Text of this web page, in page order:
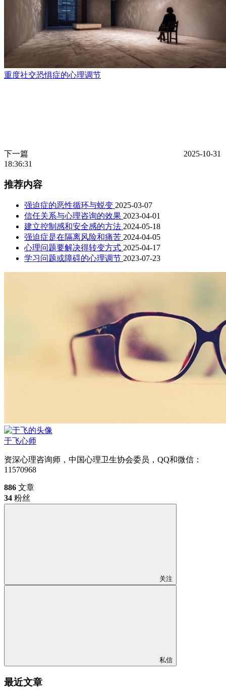
重度社交恐惧症的心理调节
下一篇
2025-10-31
18:36:31
推荐内容
强迫症的恶性循环与蜕变 2025-03-07
信任关系与心理咨询的效果 2023-04-01
建立控制感和安全感的方法 2024-05-18
强迫症是在隔离风险和痛苦 2024-04-05
心理问题要解决得转变方式 2025-04-17
学习问题或障碍的心理调节 2023-07-23
于飞心师
资深心理咨询师，中国心理卫生协会委员，QQ和微信：
11570968
886 文章
34 粉丝
关注
私信
最近文章